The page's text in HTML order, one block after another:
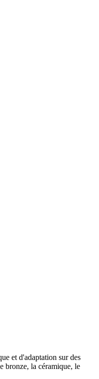
et d'adaptation sur des
bronze, la céramique, le